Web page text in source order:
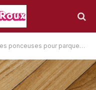
pour parquet en 2025 : Avis et comparatif complet